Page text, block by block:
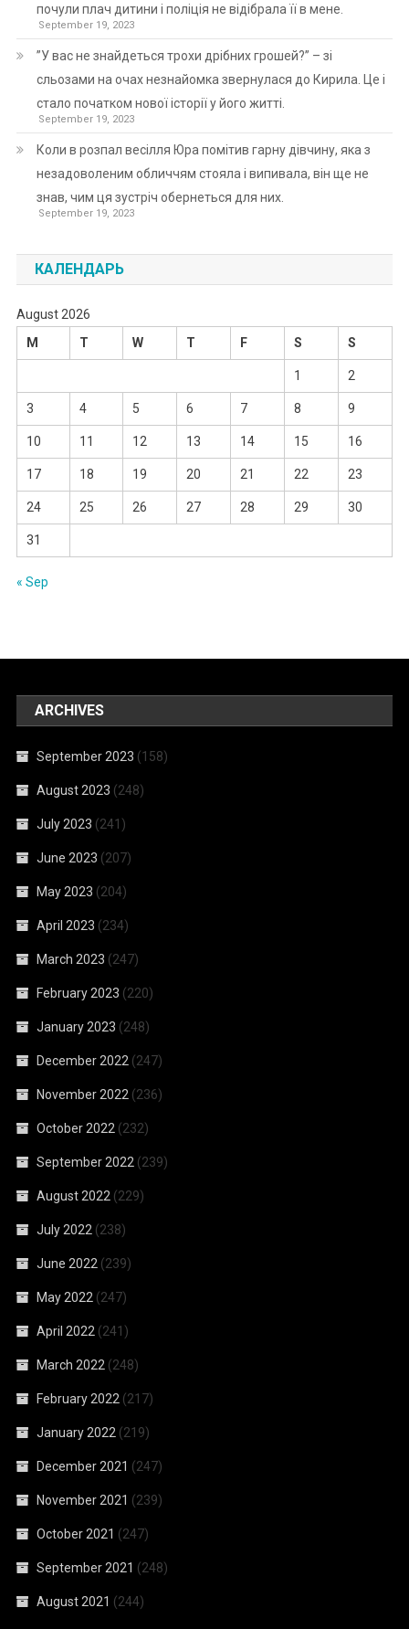
почули плач дитини і поліція не відібрала її в мене.
September 19, 2023
”У вас не знайдеться трохи дрібних грошей?” – зі
сльозами на очах незнайомка звернулася до Кирила. Це і
стало початком нової історії у його житті.
September 19, 2023
Коли в розпал весілля Юра помітив гарну дівчину, яка з
незадоволеним обличчям стояла і випивала, він ще не
знав, чим ця зустріч обернеться для них.
September 19, 2023
КАЛЕНДАРЬ
August 2026
M
T W T F S S
1 2
3 4 5 6 7 8 9
10 11 12 13 14 15 16
17 18 19 20 21 22 23
24 25 26 27 28 29 30
31
« Sep
ARCHIVES
September 2023 (158)
August 2023 (248)
July 2023 (241)
June 2023 (207)
May 2023 (204)
April 2023 (234)
March 2023 (247)
February 2023 (220)
January 2023 (248)
December 2022 (247)
November 2022 (236)
October 2022 (232)
September 2022 (239)
August 2022 (229)
July 2022 (238)
June 2022 (239)
May 2022 (247)
April 2022 (241)
March 2022 (248)
February 2022 (217)
January 2022 (219)
December 2021 (247)
November 2021 (239)
October 2021 (247)
September 2021 (248)
August 2021 (244)